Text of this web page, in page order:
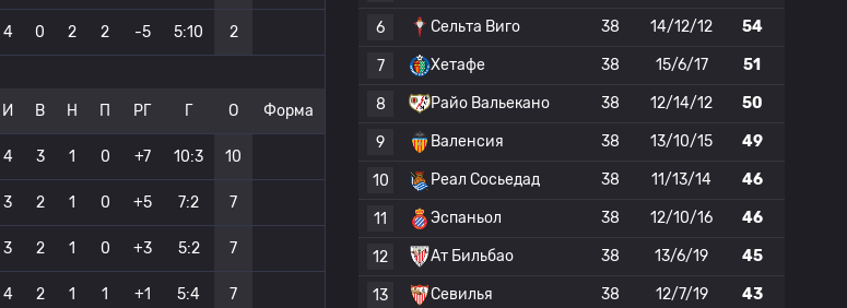
4 0 2 2 -5 5:10 2
И В Н П РГ Г О Форма
4 3 1 0 +7 10:3 10
3 2 1 0 +5 7:2 7
3 2 1 0 +3 5:2 7
4 2 1 1 +1 5:4 7
6 Сельта Виго 38 14/12/12 54
7 Хетафе 38 15/6/17 51
8 Райо Вальекано 38 12/14/12 50
9 Валенсия 38 13/10/15 49
10 Реал Сосьедад 38 11/13/14 46
11 Эспаньол 38 12/10/16 46
12 Ат Бильбао 38 13/6/19 45
13 Севилья 38 12/7/19 43